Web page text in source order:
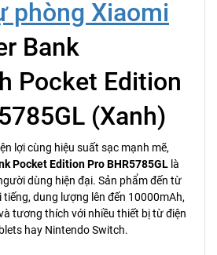
phòng Xiaomi
Bank
Pocket Edition
(Xanh)
lợi cùng hiệu suất sạc mạnh mẽ,
Pocket Edition Pro BHR5785GL là
dùng hiện đại. Sản phẩm đến từ
dung lượng lên đến 10000mAh,
tương thích với nhiều thiết bị từ điện
hay Nintendo Switch.